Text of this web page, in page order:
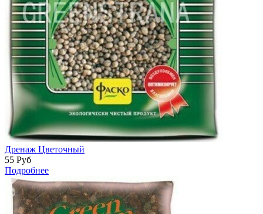
Дренаж Цветочный
55 Руб
Подробнее